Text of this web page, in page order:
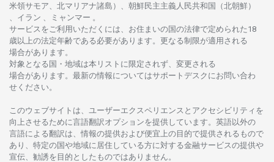
米領サモア、 北マリアナ諸島）、 朝鮮民主主義人民共和国 （北朝鮮）
、イラン 、ミャンマー 。
サービスを ご利用いただくには、お住まいの国の法律で定められた 18
歳以上の法定年齢である必要があります。 更なる制限が適用さ れる
場合があります。
対象となる国 ・ 地域は本 リストに限定さ れず、 変更さ れる
場合があります。 最新の情報についてはサポートデスクに お問い合わ
せくださ い。
このウェブサイトは、 ユーザーエクスペリエンスと アクセシビリティを
向上さ せるために言語翻訳オプションを提供しています。 英語以外の
言語に よる翻訳は、 情報の提供および便宜上の目的で提供さ れるもので
あり、 特定の国や地域に 居住している方に対する金融サービスの提供や
宣伝、 勧誘を 目的としたものではありません。